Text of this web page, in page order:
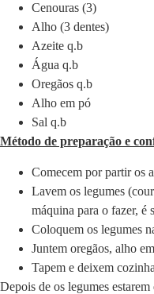
Cenouras (3)
Alho (3 dentes)
Azeite q.b
Água q.b
Oregãos q.b
Alho em pó
Sal q.b
Método de preparação e
Comecem por partir os
Lavem os legumes
máquina para o fazer, é
Coloquem os legumes
Juntem oregãos, alho
Tapem e deixem
Depois de os legumes